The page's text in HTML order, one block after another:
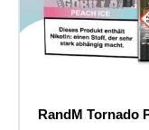
RandM Tornado